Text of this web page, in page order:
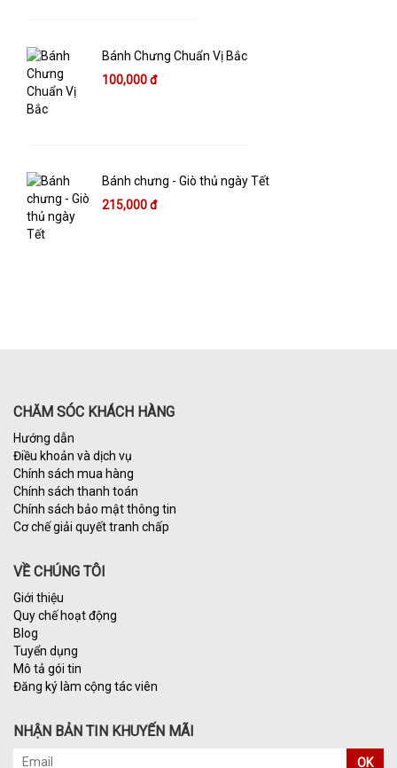
Bánh Chưng Chuẩn Vị Bắc
100,000 đ
Bánh chưng - Giò thủ ngày Tết
215,000 đ
CHĂM SÓC KHÁCH HÀNG
Hướng dẫn
Điều khoản và dịch vụ
Chính sách mua hàng
Chính sách thanh toán
Chính sách bảo mật thông tin
Cơ chế giải quyết tranh chấp
VỀ CHÚNG TÔI
Giới thiệu
Quy chế hoạt động
Blog
Tuyển dụng
Mô tả gói tin
Đăng ký làm cộng tác viên
NHẬN BẢN TIN KHUYẾN MÃI
OK